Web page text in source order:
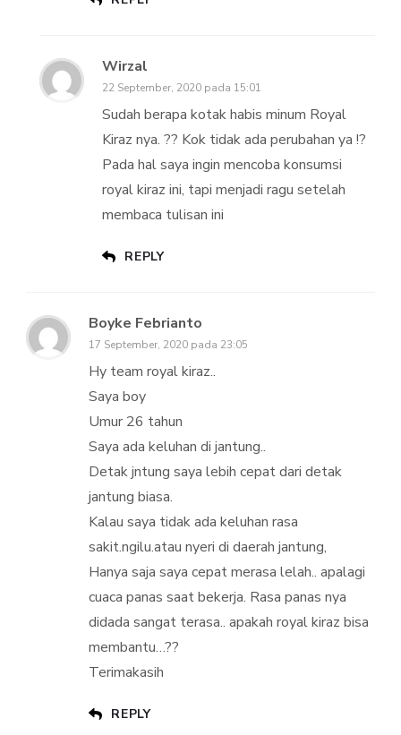
Wirzal
22 September, 2020 pada 15:01
Sudah berapa kotak habis minum Royal
Kiraz nya. ?? Kok tidak ada perubahan ya !?
Pada hal saya ingin mencoba konsumsi
royal kiraz ini, tapi menjadi ragu setelah
membaca tulisan ini
REPLY
Boyke Febrianto
17 September, 2020 pada 23:05
Hy team royal kiraz..
Saya boy
Umur 26 tahun
Saya ada keluhan di jantung..
Detak jntung saya lebih cepat dari detak
jantung biasa.
Kalau saya tidak ada keluhan rasa
sakit.ngilu.atau nyeri di daerah jantung,
Hanya saja saya cepat merasa lelah.. apalagi
cuaca panas saat bekerja. Rasa panas nya
didada sangat terasa.. apakah royal kiraz bisa
membantu…??
Terimakasih
REPLY